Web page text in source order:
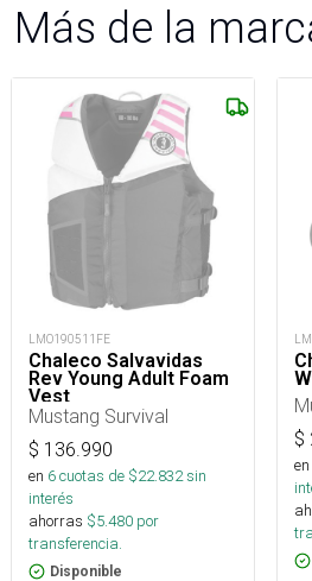
Más de la
LMO190511FE
Chaleco Salvavidas
Rev Young Adult Foam
Vest
Mustang Survival
$ 136.990
en 6cuotas de $22.832sin
interés
ahorras $5.480 por
transferencia.
Disponible
$
en